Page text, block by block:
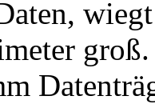
groß.